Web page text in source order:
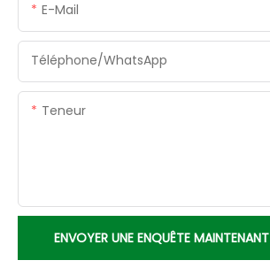
E-Mail
Téléphone/WhatsApp
Teneur
ENVOYER UNE ENQUÊTE MAINTENANT